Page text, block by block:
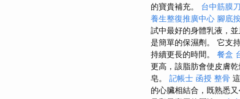
的寶貴補充。 台中筋膜
養生整復推廣中心 腳底
試中最好的身體乳液，
是簡單的保濕劑。 它支
持續更長的時間。 餐盒
更高，該脂肪會使皮膚乾
皂。 記帳士 函授 整骨
的心臟相結合，既熟悉又